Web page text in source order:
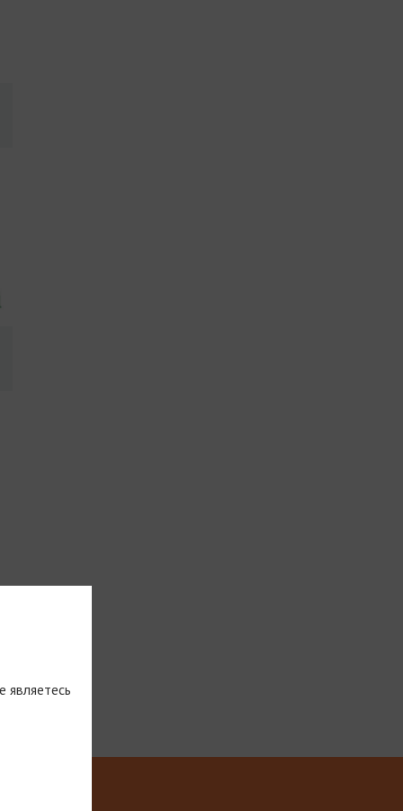
являетесь